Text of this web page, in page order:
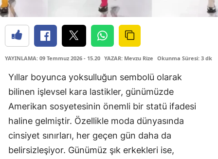
YAYINLAMA: 09 Temmuz 2026 - 15.20 YAZAR: Mevzu Rize Okunma Süresi: 3 dk
Yıllar boyunca yoksulluğun sembolü olarak
bilinen işlevsel kara lastikler, günümüzde
Amerikan sosyetesinin önemli bir statü ifadesi
haline gelmiştir. Özellikle moda dünyasında
cinsiyet sınırları, her geçen gün daha da
belirsizleşiyor. Günümüz şık erkekleri ise,